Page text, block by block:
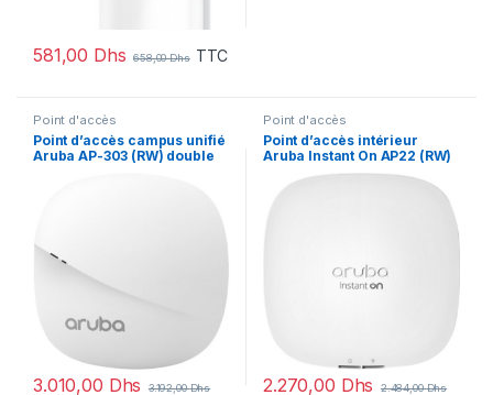
581,00 Dhs 658,00Dhs TTC
Point d'accès
Point d’accès campus unifié
Aruba AP-303 (RW) double
3.010,00 Dhs 3.192,00Dhs
Point d'accès
Point d’accès intérieur
Aruba Instant On AP22 (RW)
2×2 Wi-Fi 6 (R4W02A)
2.270,00 Dhs 2.484,00Dhs